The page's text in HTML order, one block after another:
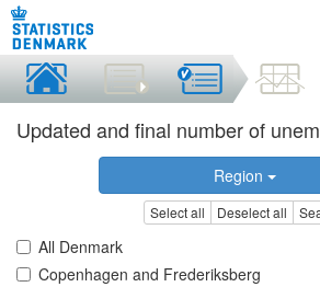
Updated and final number of
Region
Select all Deselect all
All Denmark
Copenhagen and Frederiksberg